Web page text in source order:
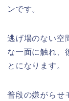
ンです。
逃げ場のない空
な一面に触れ、
とになります。
普段の嫌がらせ